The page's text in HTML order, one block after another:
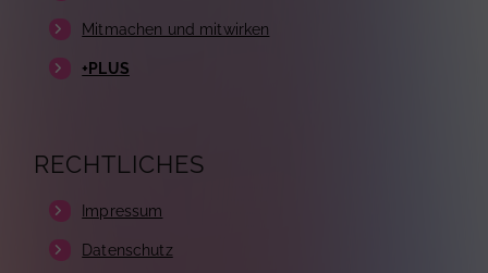
Mitmachen und mitwirken
+PLUS
RECHTLICHES
Impressum
Datenschutz